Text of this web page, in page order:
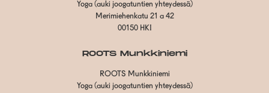
Yoga (auki joogatuntien yhteydessä)
Merimiehenkatu 21 a 42
00150 HKI
ROOTS Munkkiniemi
ROOTS Munkkiniemi
Yoga (auki joogatuntien yhteydessä)